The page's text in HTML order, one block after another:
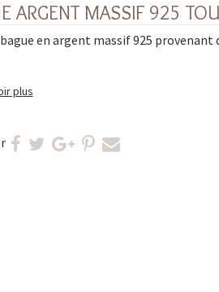
ARGENT MASSIF 925
en argent massif 925
plus